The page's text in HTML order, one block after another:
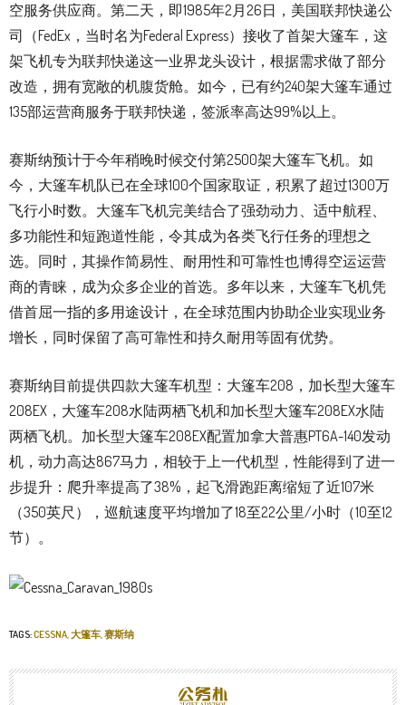
空服务供应商。第二天，即1985年2月26日，美国联邦快递公
司（FedEx，当时名为Federal Express）接收了首架大篷车，这
架飞机专为联邦快递这一业界龙头设计，根据需求做了部分
改造，拥有宽敞的机腹货舱。如今，已有约240架大篷车通过
135部运营商服务于联邦快递，签派率高达99%以上。
赛斯纳预计于今年稍晚时候交付第2500架大篷车飞机。如
今，大篷车机队已在全球100个国家取证，积累了超过1300万
飞行小时数。大篷车飞机完美结合了强劲动力、适中航程、
多功能性和短跑道性能，令其成为各类飞行任务的理想之
选。同时，其操作简易性、耐用性和可靠性也博得空运运营
商的青睐，成为众多企业的首选。多年以来，大篷车飞机凭
借首屈一指的多用途设计，在全球范围内协助企业实现业务
增长，同时保留了高可靠性和持久耐用等固有优势。
赛斯纳目前提供四款大篷车机型：大篷车208，加长型大篷车
208EX，大篷车208水陆两栖飞机和加长型大篷车208EX水陆
两栖飞机。加长型大篷车208EX配置加拿大普惠PT6A-140发动
机，动力高达867马力，相较于上一代机型，性能得到了进一
步提升：爬升率提高了38%，起飞滑跑距离缩短了近107米
（350英尺），巡航速度平均增加了18至22公里/小时（10至12
节）。
TAGS:CESSNA,大篷车,赛斯纳